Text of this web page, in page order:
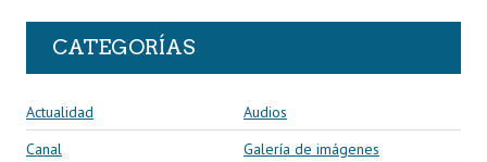
CATEGORÍAS
Actualidad
Audios
Canal
Galería de imágenes